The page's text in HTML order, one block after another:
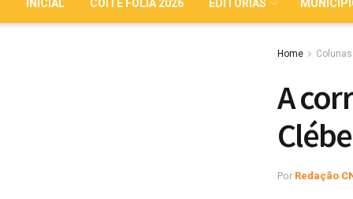
INICIAL COITÉ FOLIA 2026 EDITORIAS
Home Colunas
A
Por Redação